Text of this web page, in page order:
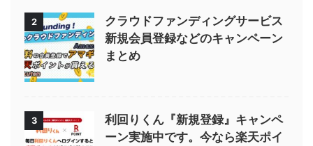
2
クラウドファンディングサービス
新規会員登録などのキャンペーン
まとめ
3
利回りくん『新規登録』キャンペ
ーン実施中です。今なら楽天ポイ